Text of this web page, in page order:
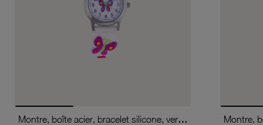
Montre, boîte acier, bracelet silicone, verre minéral, kids